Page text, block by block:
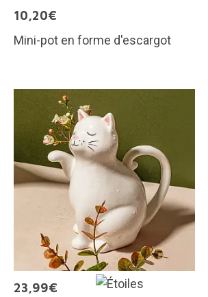
10,20€
Mini-pot en forme d'escargot
23,99€